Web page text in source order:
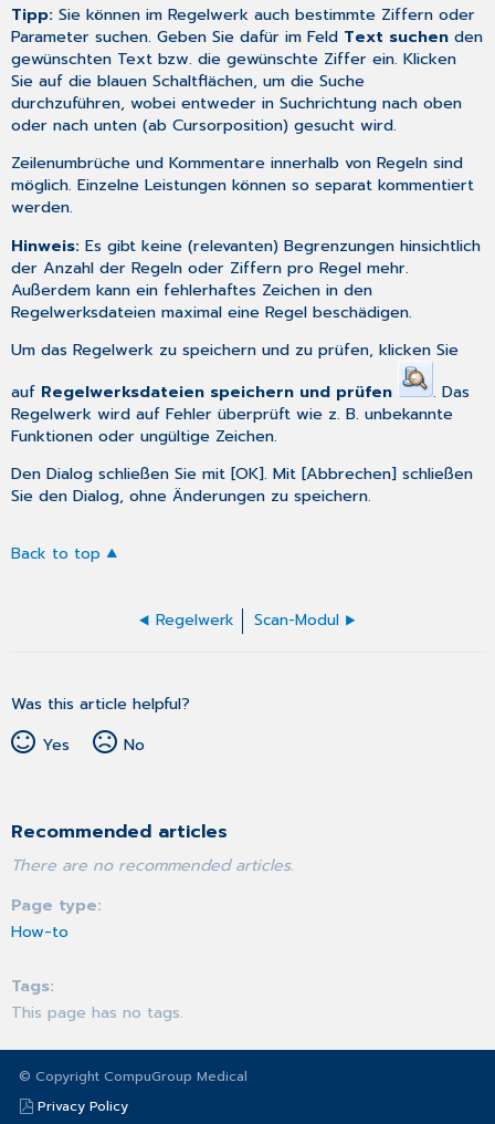
Tipp:Sie können im Regelwerk auch bestimmte Ziffern oder
Parameter suchen. Geben Sie dafür im Feld Text suchen den
gewünschten Text bzw. die gewünschte Ziffer ein. Klicken
Sie auf die blauen Schaltflächen, um die Suche
durchzuführen, wobei entweder in Suchrichtung nach oben
oder nach unten (ab Cursorposition) gesucht wird.
Zeilenumbrüche und Kommentare innerhalb von Regeln sind
möglich. Einzelne Leistungen können so separat kommentiert
werden.
Hinweis:Es gibt keine (relevanten) Begrenzungen hinsichtlich
der Anzahl der Regeln oder Ziffern pro Regel mehr.
Außerdem kann ein fehlerhaftes Zeichen in den
Regelwerksdateien maximal eine Regel beschädigen.
Um das Regelwerk zu speichern und zu prüfen, klicken Sie
auf Regelwerksdateien speichern und prüfen
. Das
Regelwerk wird auf Fehler überprüft wie z. B. unbekannte
Funktionen oder ungültige Zeichen.
Den Dialog schließen Sie mit [OK]. Mit [Abbrechen] schließen
Sie den Dialog, ohne Änderungen zu speichern.
Back to top
Regelwerk Scan-Modul
Was this article helpful?
Yes
No
Recommended articles
There are no recommended articles.
Page type
How-to
Tags
This page has no tags.
© Copyright CompuGroup Medical
Privacy Policy